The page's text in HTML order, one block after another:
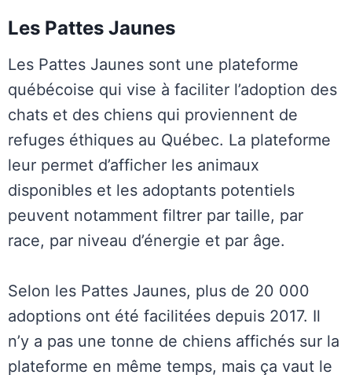
Les Pattes Jaunes
Les Pattes Jaunes sont une plateforme
québécoise qui vise à faciliter l’adoption des
chats et des chiens qui proviennent de
refuges éthiques au Québec. La plateforme
leur permet d’afficher les animaux
disponibles et les adoptants potentiels
peuvent notamment filtrer par taille, par
race, par niveau d’énergie et par âge.
Selon les Pattes Jaunes, plus de 20 000
adoptions ont été facilitées depuis 2017. Il
n’y a pas une tonne de chiens affichés sur la
plateforme en même temps, mais ça vaut le